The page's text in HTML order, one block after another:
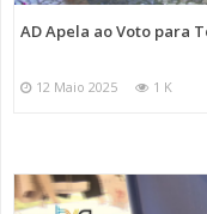
AD Apela ao Voto para
12 Maio 2025 1 K